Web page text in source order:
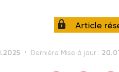
Article
Dernière Mise à jour :